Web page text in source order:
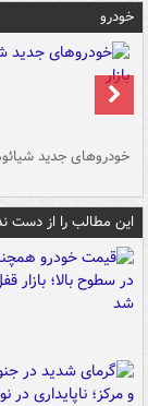
خودرو
خودروهای جدید
این مطالب را از دست